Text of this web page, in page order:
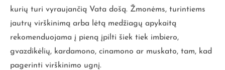
kurių turi vyraujančią Vata došą. Žmonėms, turintiems
jautrų virškinimą arba lėtą medžiagų apykaitą
rekomenduojama į pieną įpilti šiek tiek imbiero,
gvazdikėlių, kardamono, cinamono ar muskato, tam, kad
pagerinti virškinimo ugnį.